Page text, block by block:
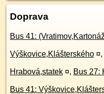
Doprava
Bus 41:
Výškovice,Klášterského ¤,
Hrabová,statek ¤, Bus 27:
Bus 41: